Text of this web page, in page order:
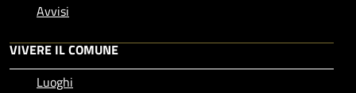
Avvisi
VIVERE IL COMUNE
Luoghi